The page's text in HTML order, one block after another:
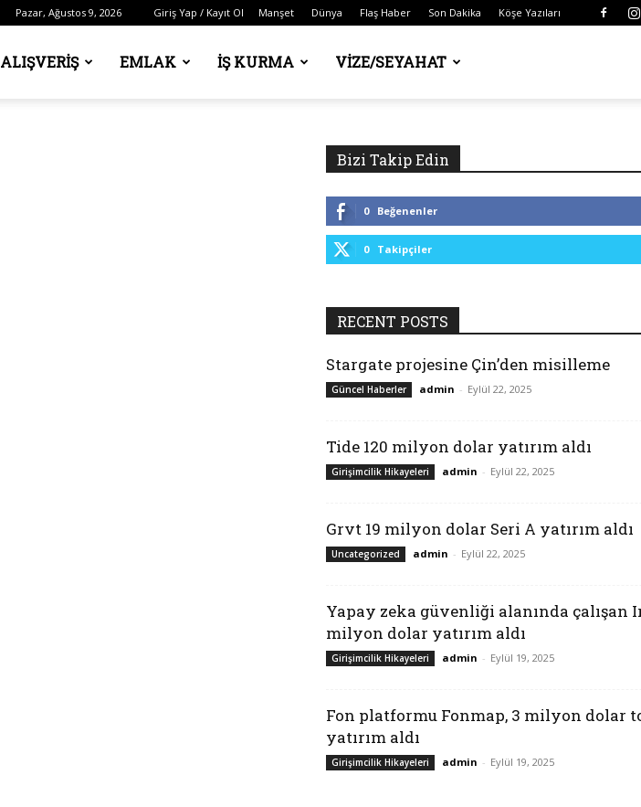
Pazar, Ağustos 9, 2026 Giriş Yap / Kayıt Ol Manşet Dünya Flaş Haber Son Dakika Köşe Yazıları
ALIŞVERIŞ EMLAK İŞ KURMA VIZE/SEYAHAT
Bizi Takip Edin
0 Beğenenler
0 Takipçiler
RECENT POSTS
Stargate projesine Çin’den misilleme
Güncel Haberler admin - Eylül 22, 2025
Tide 120 milyon dolar yatırım aldı
Girişimcilik Hikayeleri admin - Eylül 22, 2025
Grvt 19 milyon dolar Seri A yatırım aldı
Uncategorized admin - Eylül 22, 2025
Yapay zeka güvenliği alanında çalışan
milyon dolar yatırım aldı
Girişimcilik Hikayeleri admin - Eylül 19, 2025
Fon platformu Fonmap, 3 milyon dolar
yatırım aldı
Girişimcilik Hikayeleri admin - Eylül 19, 2025